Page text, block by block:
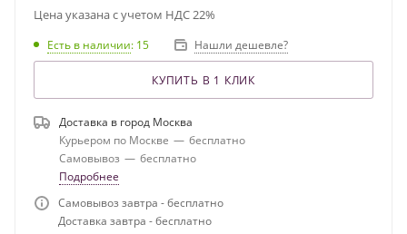
Цена указана с учетом НДС 22%
Есть в наличии: 15 Нашли дешевле?
КУПИТЬ В 1 КЛИК
Доставка в город Москва
Курьером по Москве — бесплатно
Самовывоз — бесплатно
Подробнее
Самовывоз завтра - бесплатно
Доставка завтра - бесплатно